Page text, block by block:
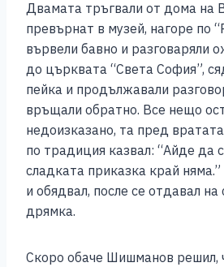
Двамата тръгвали от дома на
превърнат в музей, нагоре по
вървели бавно и разговаряли
до църквата “Света София”,
пейка и продължавали
връщали обратно. Все нещо
недоизказано, та пред
по традиция казвал: “Айде да
сладката приказка край
и обядвал, после се отдавал
дрямка.
Скоро обаче Шишманов решил,